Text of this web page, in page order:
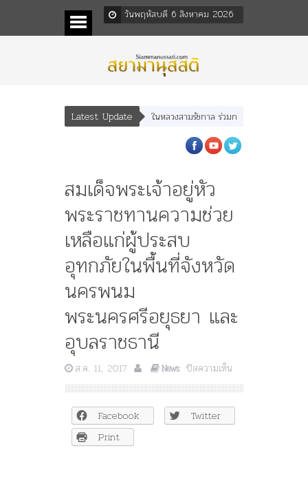
วันพฤหัสบดี 6 สิงหาคม 2026
Latest Update
ดีตคณะราษฎร หลังกระทำมิบังควรต่อในหลวงสามรัชกาล ร่วมกว่า 80ปี
สมเด็จพระเจ้าอยู่หัว
พระราชทานความช่วย
เหลือแก่ผู้ประสบ
อุทกภัยในพื้นที่จังหวัด
นครพนม
พระนครศรีอยุธยา และ
อุบลราชธานี
ส.ค. 11, 2017 News ปิดความเห็น
สมเด็จ
พระเจ้าอยู่หัว
พระราชทาน
ความ
Facebook
Twitter
Print